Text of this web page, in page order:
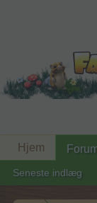
Hjem
Seneste indlæg